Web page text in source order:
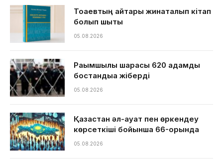
Тоқаевтың айтқары жинақталып кітап
болып шықты
05.08.2026
Рақымшылық шарасы 620 адамды
бостандыққа жіберді
05.08.2026
Қазақстан әл-ауқат пен өркендеу
көрсеткіші бойынша 66-орында
05.08.2026